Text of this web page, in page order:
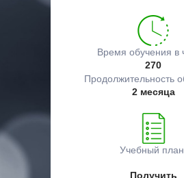
Время обучения в
270
Продолжительность
2 месяца
Учебный
Получить